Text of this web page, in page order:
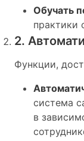
Обучать
практики
2.
Функции,
система
в